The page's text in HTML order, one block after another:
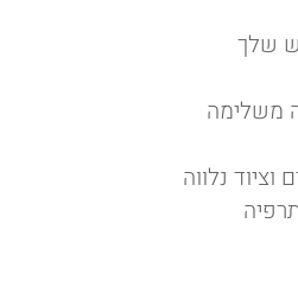
שלך
משלימה
וציוד נלווה